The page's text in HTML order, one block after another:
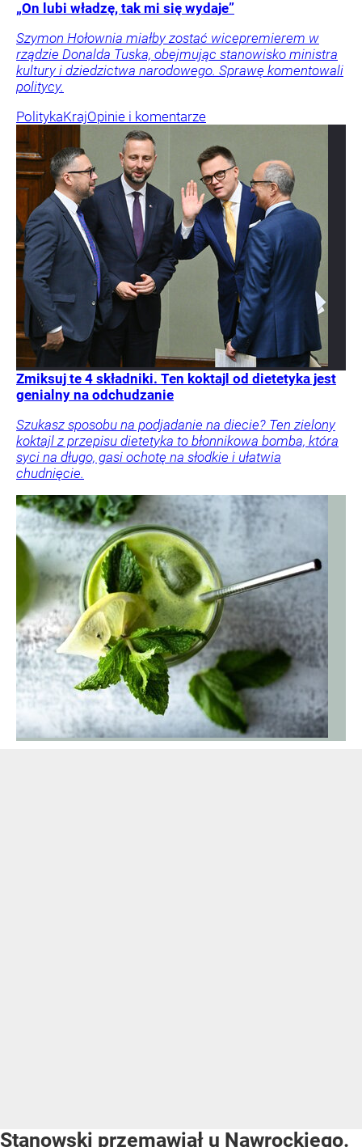
„On lubi władzę, tak mi się wydaje”
Szymon Hołownia miałby zostać wicepremierem w
rządzie Donalda Tuska, obejmując stanowisko ministra
kultury i dziedzictwa narodowego. Sprawę komentowali
politycy.
PolitykaKrajOpinie i komentarze
Zmiksuj te 4 składniki. Ten koktajl od dietetyka jest
genialny na odchudzanie
Szukasz sposobu na podjadanie na diecie? Ten zielony
koktajl z przepisu dietetyka to błonnikowa bomba, która
syci na długo, gasi ochotę na słodkie i ułatwia
chudnięcie.
Stanowski przemawiał u Nawrockiego.